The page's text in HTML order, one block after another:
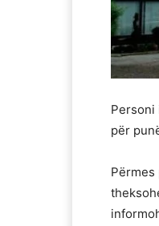
Personi
për